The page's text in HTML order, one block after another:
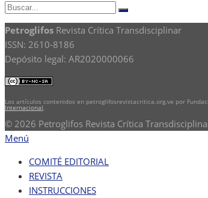
Buscar:
Buscar
Petroglifos Revista Crítica Transdisciplinar
ISSN: 2610-8186
Depósito legal: AR2020000066
Los artículos contenidos en petroglifosrevistacritica.org.ve por
Internacional.
© 2026 Petroglifos Revista Crítica
Menú
COMITÉ EDITORIAL
REVISTA
INSTRUCCIONES